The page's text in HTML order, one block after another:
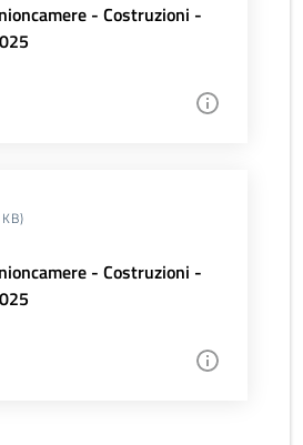
- Costruzioni -
- Costruzioni -